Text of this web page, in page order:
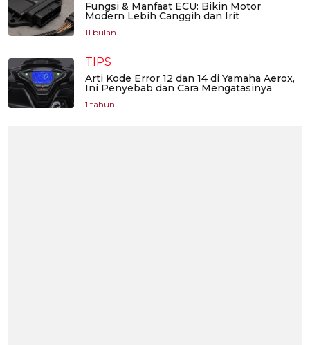
Fungsi & Manfaat ECU: Bikin Motor
Modern Lebih Canggih dan Irit
11 bulan
TIPS
Arti Kode Error 12 dan 14 di Yamaha Aerox,
Ini Penyebab dan Cara Mengatasinya
1 tahun